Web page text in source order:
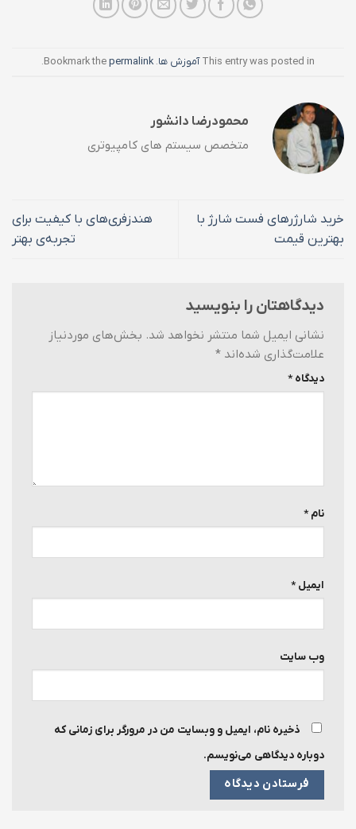
This entry was posted in آموزش ها. Bookmark the
permalink
.
محمودرضا دانشور
متخصص سیستم های کامپیوتری
خرید شارژرهای فست شارژ با
بهترین قیمت
هندزفری‌های با کیفیت برای
تجربه‌ی بهتر
دیدگاهتان را بنویسید
نشانی ایمیل شما منتشر نخواهد شد. بخش‌های موردنیاز
علامت‌گذاری شده‌اند *
دیدگاه*
نام*
ایمیل*
وب‌ سایت
ذخیره نام، ایمیل و وبسایت من در مرورگر برای زمانی که
دوباره دیدگاهی می‌نویسم.